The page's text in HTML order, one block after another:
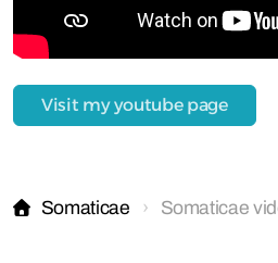
Visit my youtube page
Somaticae Somaticae